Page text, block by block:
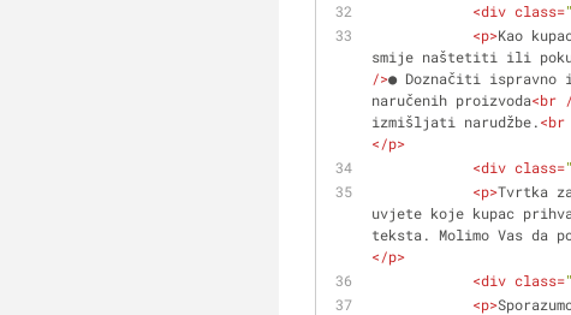
<div class=
<p>Kao
smije naštetiti ili
/>● Doznačiti ispravno
naručenih proizvoda<br
izmišljati narudžbe.<br
</p>
<div class=
<p>Tvrtka
uvjete koje kupac
teksta. Molimo Vas da
</p>
<div class=
<p>